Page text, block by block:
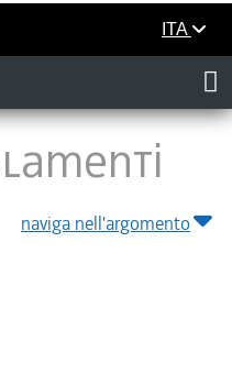
ITA
naviga nell'argomento